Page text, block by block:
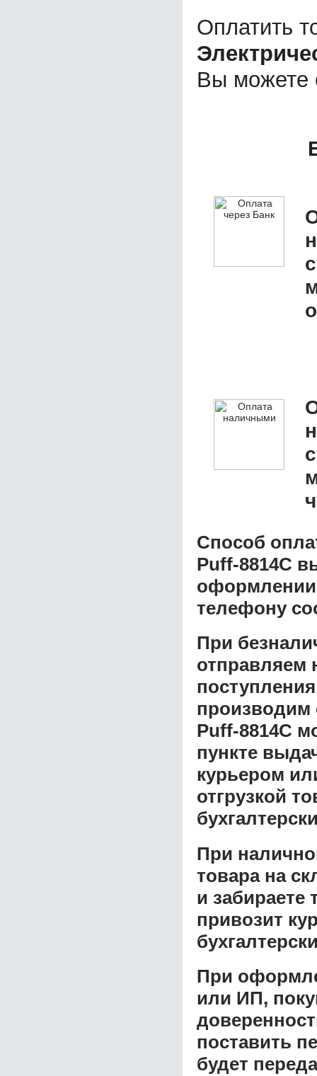
Оплатить
Вы можете
Способ
Puff-8814С
оформлении
телефону
При
отправляем
производим
Puff-8814С
пункте
курьером
отгрузкой
При
товара на
и забираете
привозит
При
или ИП,
поставить
будет